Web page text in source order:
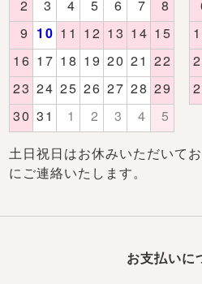
土日祝日はお休みいただいて
にご連絡いたします。
お支払いに